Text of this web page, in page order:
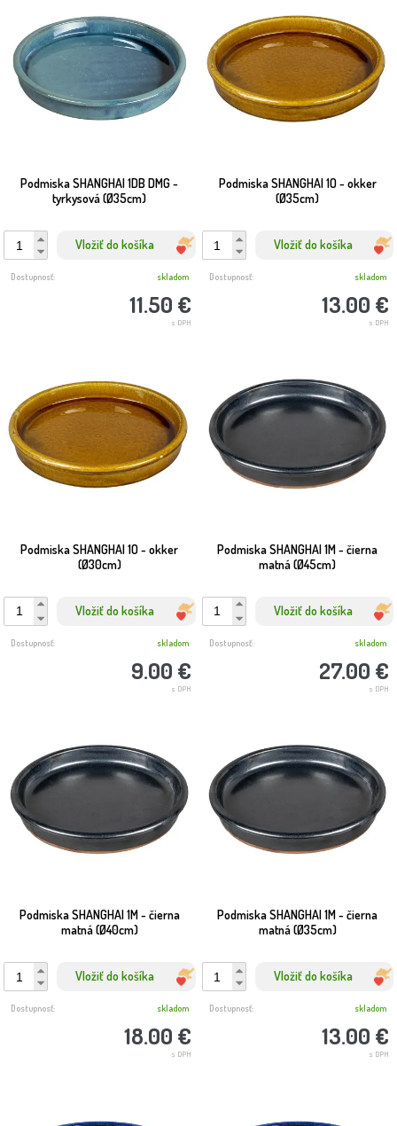
Podmiska SHANGHAI 1DB DMG -
tyrkysová (Ø35cm)
Vložiť do košíka
11.50 €
s DPH
Dostupnosť: skladom
Podmiska SHANGHAI 1O - okker
(Ø35cm)
Vložiť do košíka
13.00 €
s DPH
Dostupnosť: skladom
Podmiska SHANGHAI 1O - okker
(Ø30cm)
Vložiť do košíka
9.00 €
s DPH
Dostupnosť: skladom
Podmiska SHANGHAI 1M - čierna
matná (Ø45cm)
Vložiť do košíka
27.00 €
s DPH
Dostupnosť: skladom
Podmiska SHANGHAI 1M - čierna
matná (Ø40cm)
Vložiť do košíka
18.00 €
s DPH
Dostupnosť: skladom
Podmiska SHANGHAI 1M - čierna
matná (Ø35cm)
Vložiť do košíka
13.00 €
s DPH
Dostupnosť: skladom